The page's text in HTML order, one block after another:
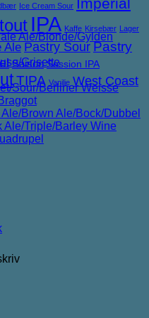
Ale/Blonde/Gylden
Grisette
Sour/Berliner Weisse
Brown Ale/Bock/Dubbel
Ale/Triple/Barley Wine
Ice Cream Sour
IPA Kaffe Kirsebær Lager
Ale Pastry SourPastry
Saison Session IPA
TIPA Vanilje West Coast